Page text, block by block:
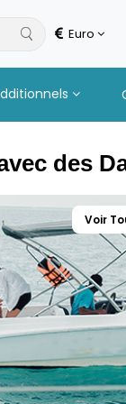
Euro
des
Voir